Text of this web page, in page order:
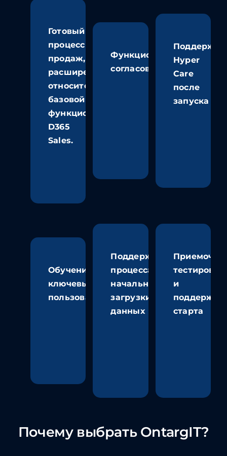
Готовый
процесс
продаж,
расширенный
относительно
базовой
функциональности
D365
Sales.
Функционал
согласования
Поддержка
Hyper
Care
после
запуска
Обучение
ключевых
пользователей
Поддержка
процесса
начальной
загрузки
данных
и
поддержка
старта
Почему выбрать OntargIT?